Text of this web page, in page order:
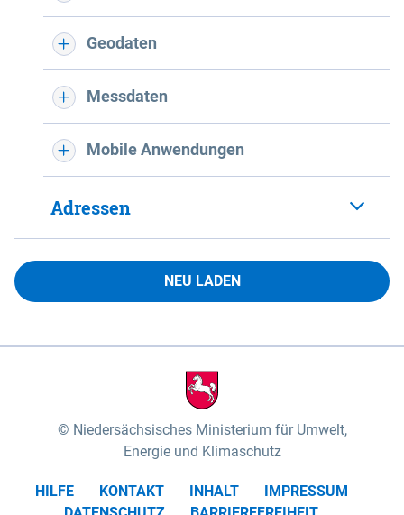
Geodaten
Messdaten
Mobile Anwendungen
Adressen
NEU LADEN
Niedersächsisches Ministerium für Umwelt,
Energie und Klimaschutz
HILFE KONTAKT INHALT
IMPRESSUM